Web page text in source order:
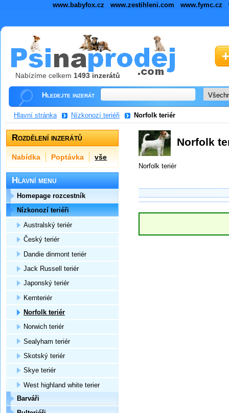
www.babyfox.cz www.zestihleni.com www.fymc.cz
Nabízíme celkem 1493 inzerátů
Hledejte inzerát
Hlavní stránka Nízkonozí teriéři Norfolk teriér
Norfolk
Norfolk teriér
Rozdělení inzerátů
Nabídka Poptávka vše
Hlavní menu
Homepage rozcestník
Nízkonozí teriéři
Australský teriér
Český teriér
Dandie dinmont teriér
Jack Russell teriér
Japonský teriér
Kernteriér
Norfolk teriér
Norwich teriér
Sealyham teriér
Skotský teriér
Skye teriér
West highland white terier
Barváři